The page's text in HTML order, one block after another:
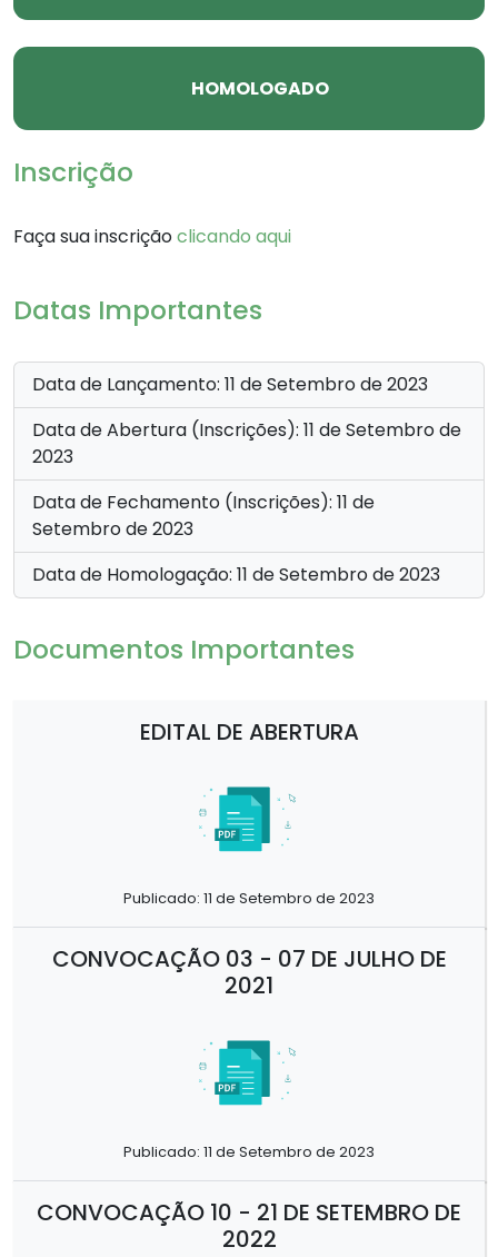
HOMOLOGADO
Inscrição
Faça sua inscriçãoclicando aqui
Datas Importantes
Data de Lançamento: 11 de Setembro de 2023
Data de Abertura (Inscrições): 11 de Setembro de
2023
Data de Fechamento (Inscrições): 11 de
Setembro de 2023
Data de Homologação: 11 de Setembro de 2023
Documentos Importantes
EDITAL DE ABERTURA
Publicado: 11 de Setembro de 2023
CONVOCAÇÃO 03 - 07 DE JULHO DE
2021
Publicado: 11 de Setembro de 2023
CONVOCAÇÃO 10 - 21 DE SETEMBRO DE
2022